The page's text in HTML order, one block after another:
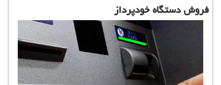
فروش دستگاه خودپرداز